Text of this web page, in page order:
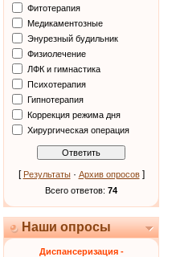
Фитотерапия
Медикаментозные
Энурезный будильник
Физиолечение
ЛФК и гимнастика
Психотерапия
Гипнотерапия
Коррекция режима дня
Хирургическая операция
[ Результаты· Архив опросов]
Всего ответов: 74
Наши опросы
Диспансеризация -